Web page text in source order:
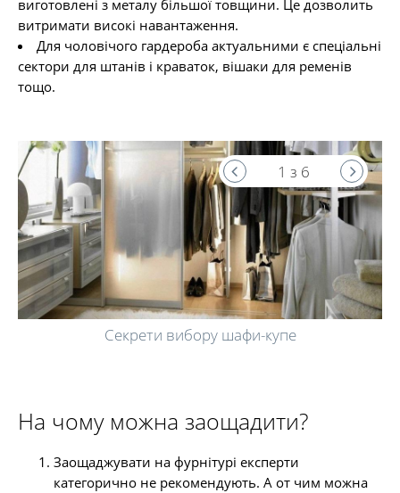
виготовлені з металу більшої товщини. Це дозволить
витримати високі навантаження.
Для чоловічого гардероба актуальними є спеціальні
сектори для штанів і краваток, вішаки для ременів
тощо.
Секрети вибору шафи-купе
1 з 6
На чому можна заощадити?
Заощаджувати на фурнітурі експерти
категорично не рекомендують. А от чим можна